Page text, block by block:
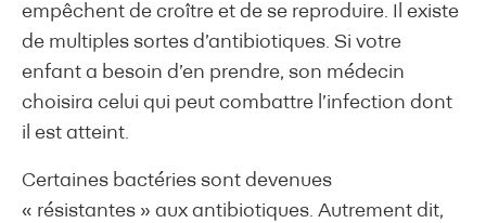
empêchent de croître et de se reproduire. Il existe
de multiples sortes d’antibiotiques. Si votre
enfant a besoin d’en prendre, son médecin
choisira celui qui peut combattre l’infection dont
il est atteint.
Certaines bactéries sont devenues
« résistantes » aux antibiotiques. Autrement dit,